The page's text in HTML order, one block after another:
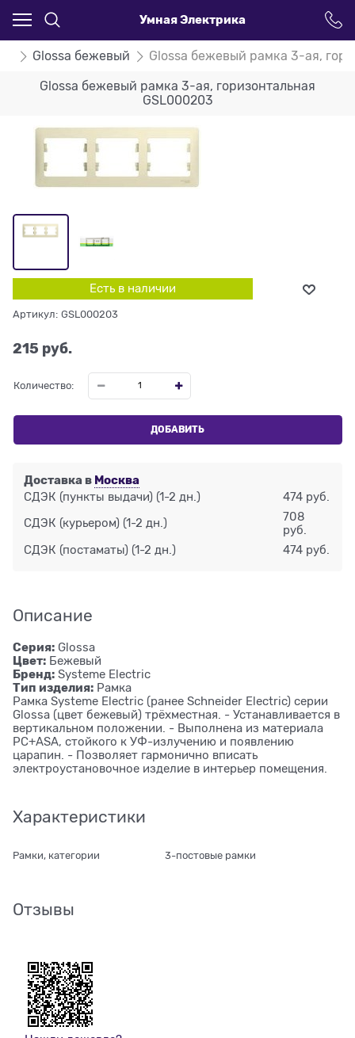
Умная Электрика
Glossa бежевый Glossa бежевый рамка 3-ая,
Glossa бежевый рамка 3-ая, горизонтальная
GSL000203
Есть в наличии
Артикул: GSL000203
215 руб.
Количество:
ДОБАВИТЬ
Доставка в Москва
СДЭК (пункты выдачи) (1-2 дн.) 474 руб.
СДЭК (курьером) (1-2 дн.)
708
руб.
СДЭК (постаматы) (1-2 дн.) 474 руб.
Описание
Серия: Glossa
Цвет: Бежевый
Бренд: Systeme Electric
Тип изделия: Рамка
Рамка Systeme Electric (ранее Schneider Electric) серии
Glossa (цвет бежевый) трёхместная. - Устанавливается в
вертикальном положении. - Выполнена из материала
PС+ASA, стойкого к УФ-излучению и появлению
царапин. - Позволяет гармонично вписать
электроустановочное изделие в интерьер помещения.
Характеристики
Рамки, категории 3-постовые рамки
Отзывы